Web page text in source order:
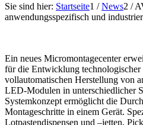
Sie sind hier: Startseite1 / News2 /
anwendungsspezifisch und
Ein neues Micromontagecenter
für die Entwicklung technologischer
vollautomatischen Herstellung von
LED-Modulen in unterschiedlicher
Systemkonzept ermöglicht die
Montageschritte in einem Gerät.
Lotpastendispensen und –jetten,